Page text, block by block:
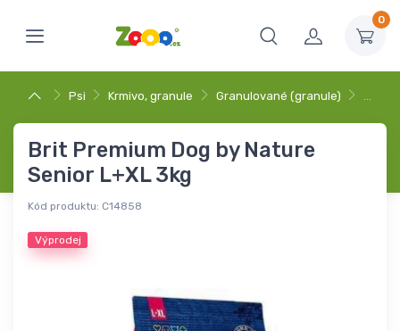
0
Psi Krmivo, granule Granulované (granule) …
Brit Premium Dog by Nature
Senior L+XL 3kg
Kód produktu: C14858
Výprodej